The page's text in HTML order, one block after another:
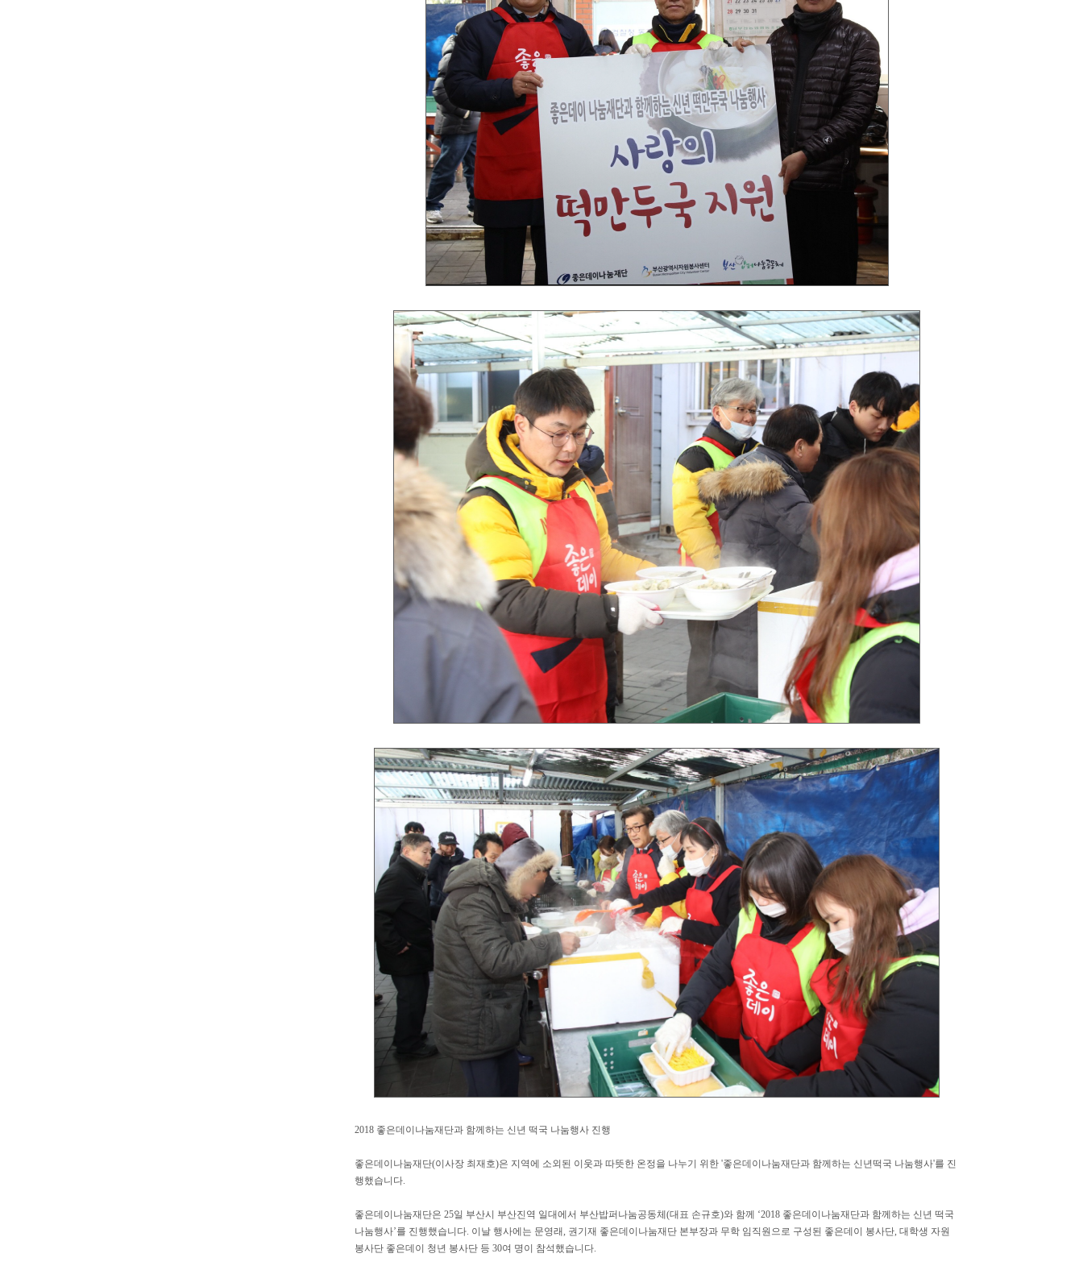
2018 좋은데이나눔재단과 함께하는 신년 떡국 나눔행사 진행
좋은데이나눔재단(이사장 최재호)은 지역에 소외된 이웃과 따뜻한 온정을 나누기 위한 '좋은데이나눔재단과 함께하는 신년떡국 나눔행사'를 진
행했습니다.
좋은데이나눔재단은 25일 부산시 부산진역 일대에서 부산밥퍼나눔공동체(대표 손규호)와 함께 ‘2018 좋은데이나눔재단과 함께하는 신년 떡국
나눔행사’를 진행했습니다. 이날 행사에는 문영래, 권기재 좋은데이나눔재단 본부장과 무학 임직원으로 구성된 좋은데이 봉사단, 대학생 자원
봉사단 좋은데이 청년 봉사단 등 30여 명이 참석했습니다.